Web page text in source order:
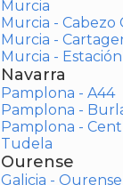
Murcia
Murcia - Cabezo
Murcia -
Murcia -
Navarra
Pamplona - A44
Pamplona -
Pamplona -
Tudela
Ourense
Galicia - Ourense